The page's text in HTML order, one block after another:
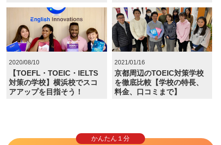
2020/08/10
【TOEFL・TOEIC・IELTS
対策の学校】横浜校でスコ
アアップを目指そう！
2021/01/16
京都周辺のTOEIC対策学校
を徹底比較【学校の特長、
料金、口コミまで】
かんたん１分